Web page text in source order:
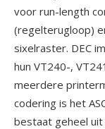
voor run-length
(regelterugloop)
sixelraster. DEC
hun VT240-,
meerdere
codering is het
bestaat geheel